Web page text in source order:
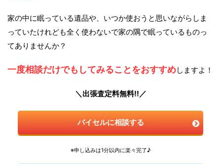
家の中に眠っている遺品や、いつか使おうと思いながらしま
っていたけれども全く使わないで家の隅で眠っているものっ
てありませんか？
一度相談だけでもしてみることをおすすめしますよ！
＼出張査定料無料!!／
バイセルに相談する
※申し込みは1分以内に楽々完了♪